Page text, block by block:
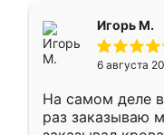
Игорь М.
6 августа
На самом деле
раз заказываю